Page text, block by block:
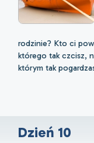
rodzinie? Kto ci
którego tak czcisz,
którym tak
Dzień 10